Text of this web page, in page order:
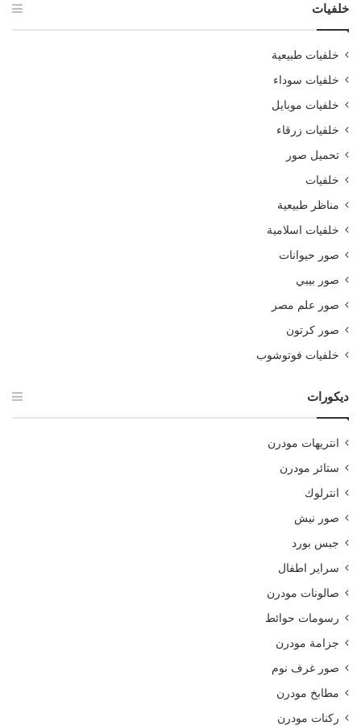
خلفيات
خلفيات طبيعية
خلفيات سوداء
خلفيات موبايل
خلفيات زرقاء
تحميل صور
خلفيات
مناظر طبيعية
خلفيات اسلامية
صور حيوانات
صور بيبي
صور علم مصر
صور كرتون
خلفيات فوتوشوب
ديكورات
انتريهات مودرن
ستائر مودرن
انترلوك
صور نيش
جبس بورد
سراير اطفال
صالونات مودرن
رسومات حوائط
جزامة مودرن
صور غرف نوم
مطابخ مودرن
ركنات مودرن